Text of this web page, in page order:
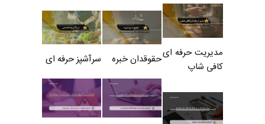
مدیریت حرفه ای
کافی شاپ
حقوقدان خبره سرآشپز حرفه ای